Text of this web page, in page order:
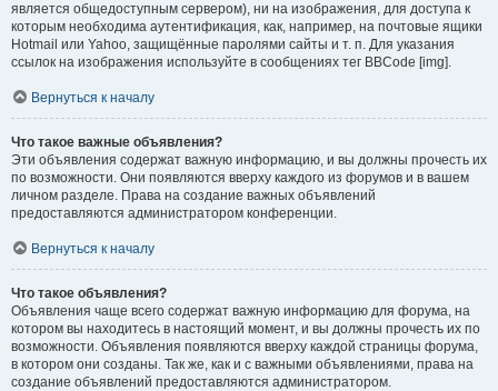
является общедоступным сервером), ни на изображения, для доступа к
которым необходима аутентификация, как, например, на почтовые ящики
Hotmail или Yahoo, защищённые паролями сайты и т. п. Для указания
ссылок на изображения используйте в сообщениях тег BBCode [img].
Вернуться к началу
Что такое важные объявления?
Эти объявления содержат важную информацию, и вы должны прочесть их
по возможности. Они появляются вверху каждого из форумов и в вашем
личном разделе. Права на создание важных объявлений
предоставляются администратором конференции.
Вернуться к началу
Что такое объявления?
Объявления чаще всего содержат важную информацию для форума, на
котором вы находитесь в настоящий момент, и вы должны прочесть их по
возможности. Объявления появляются вверху каждой страницы форума,
в котором они созданы. Так же, как и с важными объявлениями, права на
создание объявлений предоставляются администратором.